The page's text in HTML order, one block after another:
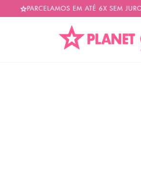
PARCELAMOS EM ATÉ 6X SEM JUROS